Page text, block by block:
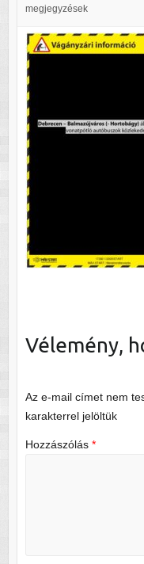
megjegyzések
Vélemény,
Az e-mail címet nem
karakterrel jelöltük
Hozzászólás *